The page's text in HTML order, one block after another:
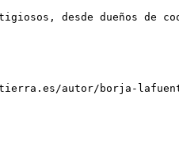
desde dueños de